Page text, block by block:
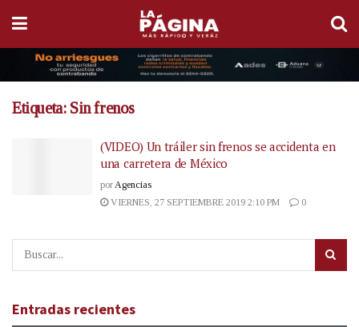
Etiqueta: Sin frenos
(VIDEO) Un tráiler sin frenos se accidenta en
una carretera de México
por Agencias
VIERNES, 27 SEPTIEMBRE 2019 2:10 PM
0
Entradas recientes